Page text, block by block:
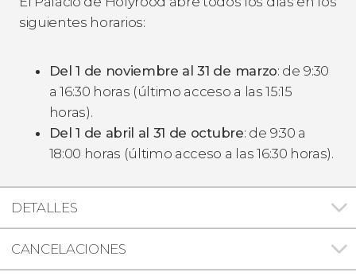
siguientes horarios:
Del 1 de noviembre al 31 de marzo: de 9:30
a 16:30 horas (último acceso a las 15:15
horas).
Del 1 de abril al 31 de octubre: de 9:30 a
18:00 horas (último acceso a las 16:30 horas).
DETALLES
CANCELACIONES